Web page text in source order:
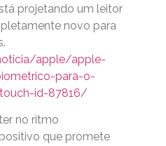
projetando um leitor
novo para
apple/apple-
para-o-
id-87816/
no ritmo
que promete